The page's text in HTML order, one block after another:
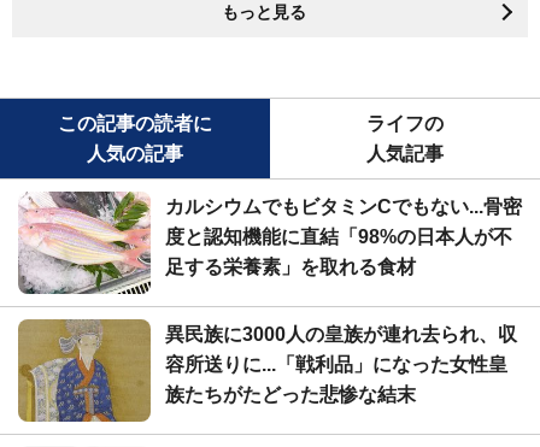
もっと見る
この記事の読者に
人気の記事
ライフの
人気記事
カルシウムでもビタミンCでもない...骨密
度と認知機能に直結「98%の日本人が不
足する栄養素」を取れる食材
異民族に3000人の皇族が連れ去られ、収
容所送りに...「戦利品」になった女性皇
族たちがたどった悲惨な結末